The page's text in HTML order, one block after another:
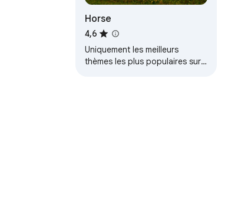
Horse
4,6
Uniquement les meilleurs
thèmes les plus populaires sur